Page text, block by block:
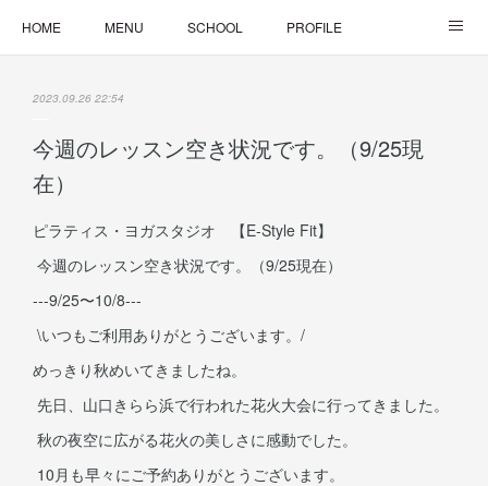
HOME MENU SCHOOL PROFILE
2023.09.26 22:54
今週のレッスン空き状況です。（9/25現
在）
ピラティス・ヨガスタジオ 【E-Style Fit】
今週のレッスン空き状況です。（9/25現在）
---9/25〜10/8---
\いつもご利用ありがとうございます。/
めっきり秋めいてきましたね。
先日、山口きらら浜で行われた花火大会に行ってきました。
秋の夜空に広がる花火の美しさに感動でした。
10月も早々にご予約ありがとうございます。